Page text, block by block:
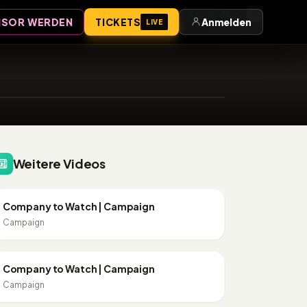
Anmelden
WERDEN TICKETS LIVE Anmelden
Weitere Videos
PR & KOMMUNIKATION
Company to Watch | Campaign
Campaign
5:36
PR & KOMMUNIKATION
Company to Watch | Campaign
Campaign
5:23